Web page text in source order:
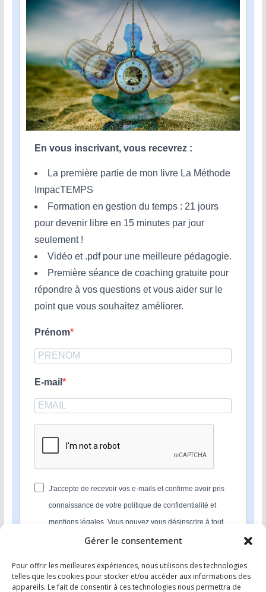
Gérer le consentement
Pour offrir les meilleures expériences, nous utilisons des technologies
telles que les cookies pour stocker et/ou accéder aux informations des
appareils. Le fait de consentir à ces technologies nous permettra de
En vous inscrivant, vous recevrez :
La première partie de mon livre La Méthode
ImpacTEMPS
Formation en gestion du temps : 21 jours
pour devenir libre en 15 minutes par jour
seulement !
Vidéo et .pdf pour une meilleure pédagogie.
Première séance de coaching gratuite pour
répondre à vos questions et vous aider sur le
point que vous souhaitez améliorer.
Prénom
E-mail
J'accepte de recevoir vos e-mails et confirme avoir pris
connaissance de votre politique de confidentialité et
mentions légales. Vous pouvez vous désinscrire à tout
moment en cliquant sur le lien présent dans nos emails.
S'INSCRIRE